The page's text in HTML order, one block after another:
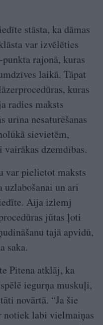
stāsta, ka dāmas
var izvēlēties
rajonā, kuras
laikā. Tāpat
kuras
radies maksts
urīna nesaturēšanas
sievietēm,
dzemdības.
var pielietot maksts
uzlabošanai un arī
Aija izlemj
jūtas ļoti
tajā apvidū,
saka.
Pitena atklāj, ka
iegurņa muskuļi,
novārtā. “Ja šie
notiek labi vielmaiņas